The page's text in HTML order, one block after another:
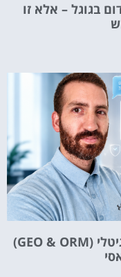
בגוגל – אלא זו
קידום בתוך AI – ניהול מוניטין דיגיטלי (GEO & ORM)